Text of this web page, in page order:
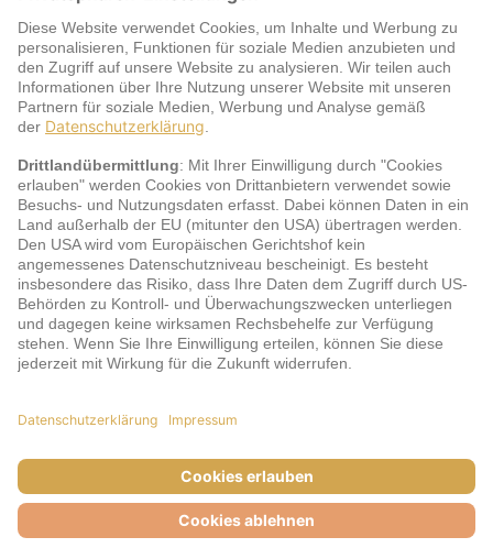
Warum jö?
Service
jö Bonus Club Partner
Zahlungsarten & Sicherheit
AGB
Datenschutz